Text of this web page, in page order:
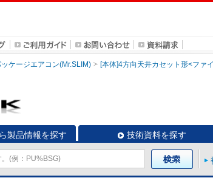
ケージエアコン(Mr.SLIM) [本体]4方向天井カセット形<ファ
製品情報を探す 技術資料を探す